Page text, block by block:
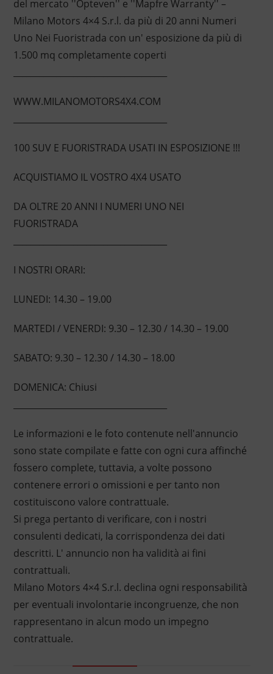
del mercato ''Opteven'' e ''Mapfre Warranty'' –
Milano Motors 4×4 S.r.l. da più di 20 anni Numeri
Uno Nei Fuoristrada con un' esposizione da più di
1.500 mq completamente coperti
WWW.MILANOMOTORS4X4.COM
100 SUV E FUORISTRADA USATI IN ESPOSIZIONE !!!
ACQUISTIAMO IL VOSTRO 4X4 USATO
DA OLTRE 20 ANNI I NUMERI UNO NEI
FUORISTRADA
I NOSTRI ORARI:
LUNEDI: 14.30 – 19.00
MARTEDI / VENERDI: 9.30 – 12.30 / 14.30 – 19.00
SABATO: 9.30 – 12.30 / 14.30 – 18.00
DOMENICA: Chiusi
Le informazioni e le foto contenute nell'annuncio
sono state compilate e fatte con ogni cura affinché
fossero complete, tuttavia, a volte possono
contenere errori o omissioni e per tanto non
costituiscono valore contrattuale.
Si prega pertanto di verificare, con i nostri
consulenti dedicati, la corrispondenza dei dati
descritti. L' annuncio non ha validità ai fini
contrattuali.
Milano Motors 4×4 S.r.l. declina ogni responsabilità
per eventuali involontarie incongruenze, che non
rappresentano in alcun modo un impegno
contrattuale.